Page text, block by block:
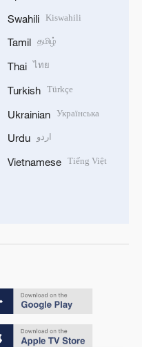
Swahili Kiswahili
Tamil தமிழ்
Thai ไทย
Turkish Türkçe
Ukrainian Українська
Urdu اردو
Vietnamese Tiếng Việt